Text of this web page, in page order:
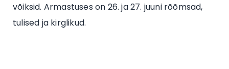
võiksid. Armastuses on 26. ja 27. juuni rõõmsad,
tulised ja kirglikud.